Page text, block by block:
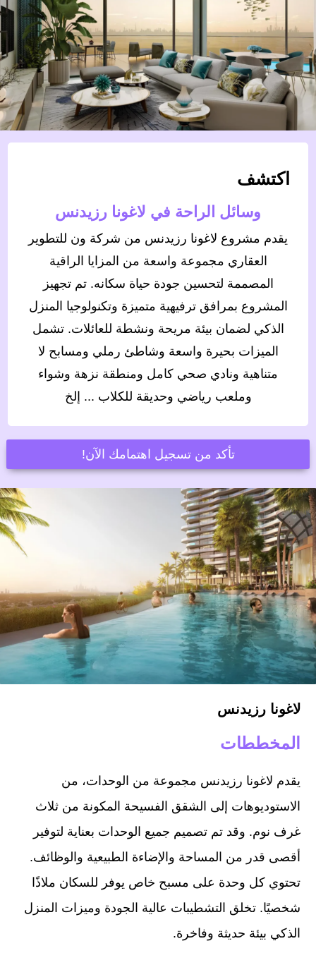
اكتشف
وسائل الراحة في لاغونا رزيدنس
يقدم مشروع لاغونا رزيدنس من شركة ون للتطوير
العقاري مجموعة واسعة من المزايا الراقية
المصممة لتحسين جودة حياة سكانه. تم تجهيز
المشروع بمرافق ترفيهية متميزة وتكنولوجيا المنزل
الذكي لضمان بيئة مريحة ونشطة للعائلات. تشمل
الميزات بحيرة واسعة وشاطئ رملي ومسابح لا
متناهية ونادي صحي كامل ومنطقة نزهة وشواء
وملعب رياضي وحديقة للكلاب ... إلخ
تأكد من تسجيل اهتمامك الآن!
لاغونا رزيدنس
المخططات
يقدم لاغونا رزيدنس مجموعة من الوحدات، من
الاستوديوهات إلى الشقق الفسيحة المكونة من ثلاث
غرف نوم. وقد تم تصميم جميع الوحدات بعناية لتوفير
أقصى قدر من المساحة والإضاءة الطبيعية والوظائف.
تحتوي كل وحدة على مسبح خاص يوفر للسكان ملاذًا
شخصيًا. تخلق التشطيبات عالية الجودة وميزات المنزل
الذكي بيئة حديثة وفاخرة.